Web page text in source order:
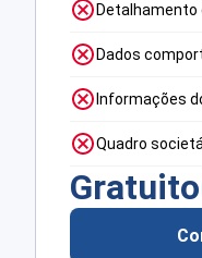
Dados
Informações
Quadro
Gratuito